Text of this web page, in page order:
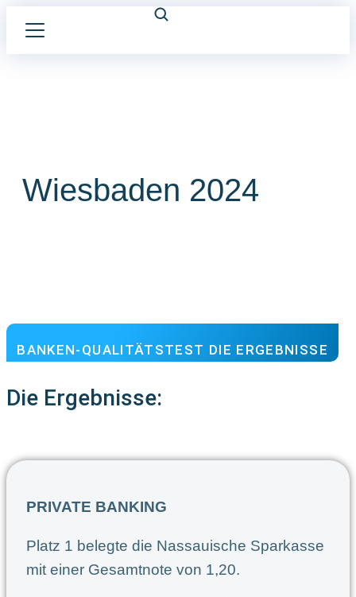
Wiesbaden 2024
BANKEN-QUALITÄTSTEST DIE ERGEBNISSE
Die Ergebnisse:
PRIVATE BANKING
Platz 1 belegte die Nassauische Sparkasse
mit einer Gesamtnote von 1,20.